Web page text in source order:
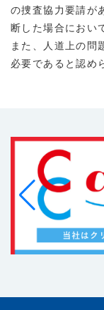
の捜査協力要請が
断した場合におい
また、人道上の問
必要であると認め